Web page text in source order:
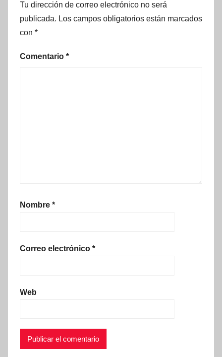
Tu dirección de correo electrónico no será
publicada. Los campos obligatorios están marcados
con *
Comentario *
Nombre *
Correo electrónico *
Web